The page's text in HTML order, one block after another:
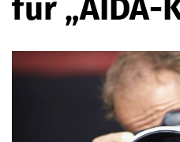
MEDIEN